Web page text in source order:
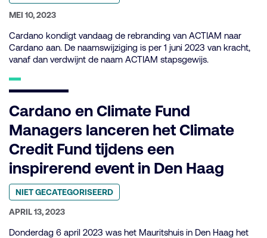
categorie:
GEPUBLICEERD
MEI 10, 2023
Cardano kondigt vandaag de rebranding van ACTIAM naar
Cardano aan. De naamswijziging is per 1 juni 2023 van kracht,
vanaf dan verdwijnt de naam ACTIAM stapsgewijs.
Cardano en Climate Fund
Managers lanceren het Climate
Credit Fund tijdens een
inspirerend event in Den Haag
Geplaatst
categorie:
NIET GECATEGORISEERD
GEPUBLICEERD
APRIL 13, 2023
Donderdag 6 april 2023 was het Mauritshuis in Den Haag het